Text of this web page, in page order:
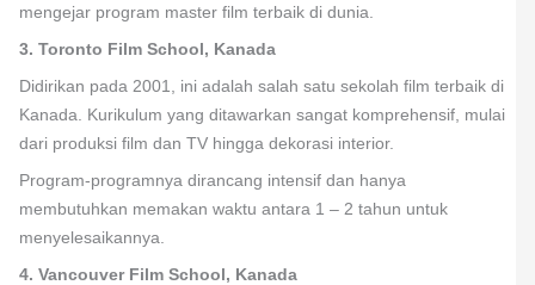
mengejar program master film terbaik di dunia.
3. Toronto Film School, Kanada
Didirikan pada 2001, ini adalah salah satu sekolah film terbaik di
Kanada. Kurikulum yang ditawarkan sangat komprehensif, mulai
dari produksi film dan TV hingga dekorasi interior.
Program-programnya dirancang intensif dan hanya
membutuhkan memakan waktu antara 1 – 2 tahun untuk
menyelesaikannya.
4. Vancouver Film School, Kanada